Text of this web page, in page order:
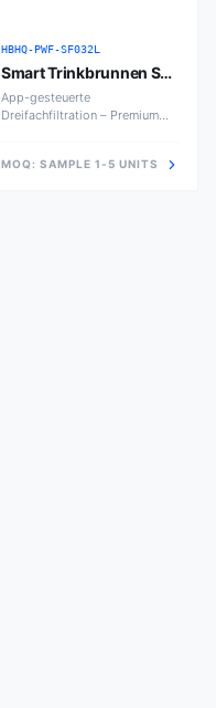
HBHQ-PWF-SF032L
Smart Trinkbrunnen SF
3.2L
App-gesteuerte
Dreifachfiltration – Premium
MOQ: SAMPLE 1-5 UNITS